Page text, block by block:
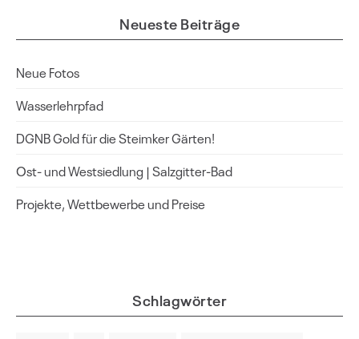
Neueste Beiträge
Neue Fotos
Wasserlehrpfad
DGNB Gold für die Steimker Gärten!
Ost- und Westsiedlung | Salzgitter-Bad
Projekte, Wettbewerbe und Preise
Schlagwörter